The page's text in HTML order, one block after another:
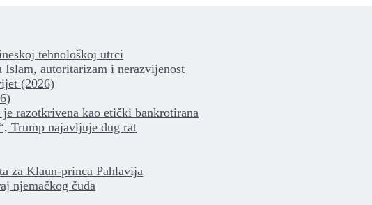
tehnološkoj utrci
autoritarizam i nerazvijenost
(2026)
razotkrivena kao etički bankrotirana
Trump najavljuje dug rat
za Klaun-princa Pahlavija
njemačkog čuda